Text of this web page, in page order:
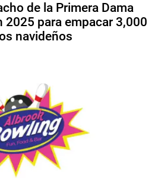
de la Primera Dama
2025 para empacar 3,000
navideños